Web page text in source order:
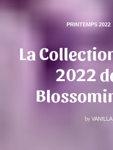
PRINTEMPS 2022
La
2022
by